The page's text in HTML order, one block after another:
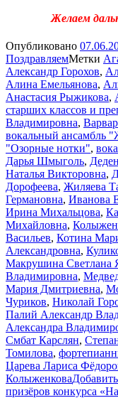
Желаем
Опубликовано
ПоздравляемМетки
Александр Горохов,
Алина Емельянова,
Анастасия Рыжикова,
старших классов и
Владимировна,
вокальный ансамбль
"Озорные нотки",
Дарья Шмыголь,
Наталья Викторовна,
Дорофеева, Жиляева
Германовна, Иванова
Ирина Михальцова,
Михайловна,
Васильев, Котина
Александровна,
Макрушина Светлана
Владимировна,
Мария Дмитриевна,
Чуриков, Николай
Палий Александр
Александра
Смбат Карслян,
Томилова,
Царева Лариса
Колыженкова
призёров конкурса